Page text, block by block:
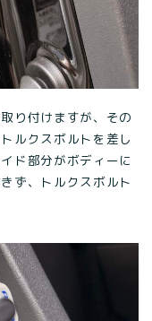
り付けますが、その
ルクスボルトを差し
ド部分がボディーに
ず、トルクスボルト